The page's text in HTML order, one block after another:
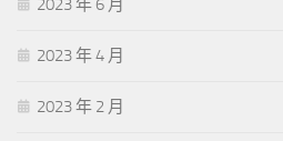
2023 年 6 月
2023 年 4 月
2023 年 2 月